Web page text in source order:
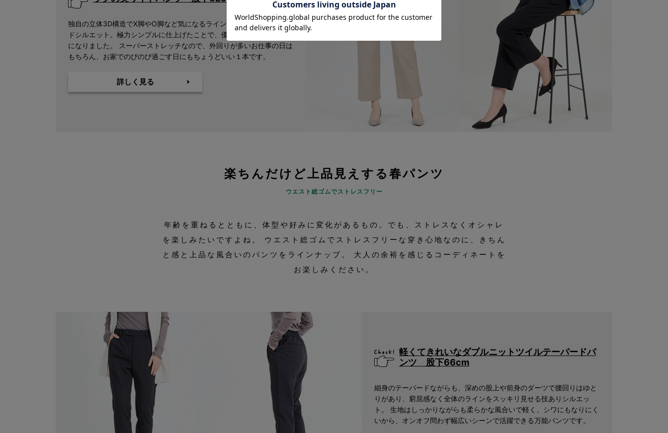
独自の立体3D構造でX脚やO脚など気になるラインもひろいにくいワイ
ドシルエット。極力シンプルに仕上げたことで、優美で気品のある印象
になりました。 スーパーストレッチなので、外回りが多いお仕事の日は
もちろん、お家でのびのび過ごす日にもちょうどいい１本です。
詳しく見る
楽ちんだけど上品見えする春パンツ
ウエスト総ゴムでストレスフリー
年齢を重ねるとともに、体型や好みに変化があるもの。でも、ストレスなくオシャレ
を楽しみたいですよね。 ウエスト総ゴムでストレスフリーな穿き心地なのに、きちん
と感と上品な風合いのパンツをラインナップ。 大人の余裕を感じるコーディネートを
お楽しみください。
軽くてきれいなダブルニットツイルテーパードパ
ンツ 股下66cm
細身のテーパードながらも、深めの股上や前身のダーツで腰回りはゆと
りがあり、窮屈感なく全体のラインをスッキリ見せる技ありシルエッ
ト。 生地はしっかりながらも柔らかな風合いで軽く、シワにもなりにく
いから、オンオフ問わず幅広いシーンで活躍できる万能パンツです。